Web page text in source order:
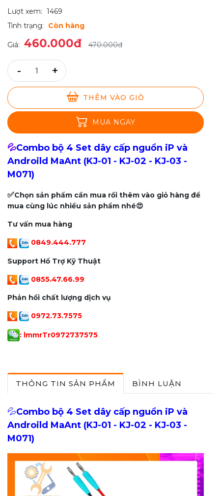
Lượt xem: 1469
Tình trạng:
Còn hàng
Giá: 460.000đ 470.000đ
- +
THÊM VÀO GIỎ
MUA NGAY
💦Combo bộ 4 Set dây cấp nguồn iP và
Androild MaAnt (KJ-01 - KJ-02 - KJ-03 -
M071)
✅Chọn sản phẩm cần mua rồi thêm vào giỏ hàng để
mua cùng lúc nhiều sản phẩm nhé😍
Tư vấn mua hàng
0849.444.777
Support Hổ Trợ Kỹ Thuật
0855.47.66.99
Phản hồi chất lượng dịch vụ
0972.73.7575
: lmmrTr0972737575
THÔNG TIN SẢN PHẨM BÌNH LUẬN
💦Combo bộ 4 Set dây cấp nguồn iP và
Androild MaAnt (KJ-01 - KJ-02 - KJ-03 -
M071)